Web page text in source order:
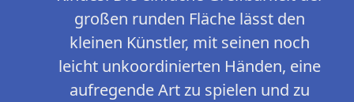
großen runden Fläche lässt den
kleinen Künstler, mit seinen noch
leicht unkoordinierten Händen, eine
aufregende Art zu spielen und zu